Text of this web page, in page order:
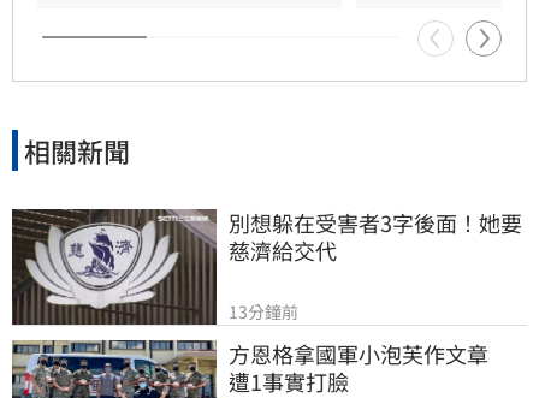
相關新聞
別想躲在受害者3字後面！她要
慈濟給交代
13分鐘前
方恩格拿國軍小泡芙作文章
遭1事實打臉